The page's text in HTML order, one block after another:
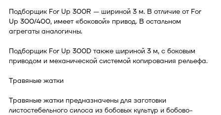
Подборщик For Up 300R — шириной 3 м. В отличие от For
Up 300/400, имеет «боковой» привод. В остальном
агрегаты аналогичны.
Подборщик For Up 300D также шириной 3 м, с боковым
приводом и механической системой копирования рельефа.
Травяные жатки
Травяные жатки предназначены для заготовки
листостебельного силоса из бобовых культур и бобово-